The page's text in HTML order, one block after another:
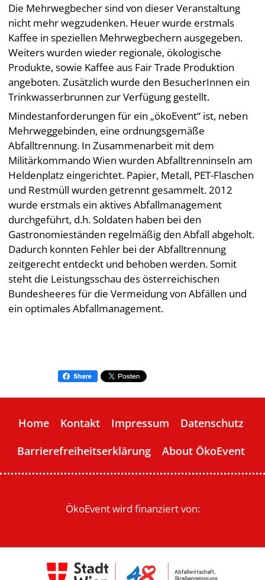
Die Mehrwegbecher sind von dieser Veranstaltung
nicht mehr wegzudenken. Heuer wurde erstmals
Kaffee in speziellen Mehrwegbechern ausgegeben.
Weiters wurden wieder regionale, ökologische
Produkte, sowie Kaffee aus Fair Trade Produktion
angeboten. Zusätzlich wurde den BesucherInnen ein
Trinkwasserbrunnen zur Verfügung gestellt.
Mindestanforderungen für ein „ökoEvent“ ist, neben
Mehrweggebinden, eine ordnungsgemäße
Abfalltrennung. In Zusammenarbeit mit dem
Militärkommando Wien wurden Abfalltrenninseln am
Heldenplatz eingerichtet. Papier, Metall, PET-Flaschen
und Restmüll wurden getrennt gesammelt. 2012
wurde erstmals ein aktives Abfallmanagement
durchgeführt, d.h. Soldaten haben bei den
Gastronomieständen regelmäßig den Abfall abgeholt.
Dadurch konnten Fehler bei der Abfalltrennung
zeitgerecht entdeckt und behoben werden. Somit
steht die Leistungsschau des österreichischen
Bundesheeres für die Vermeidung von Abfällen und
ein optimales Abfallmanagement.
Home Kontakt Impressum
Datenschutz
Barrierefreiheitserklärung
About ÖkoEvent
ÖkoEvent wird finanziert von: